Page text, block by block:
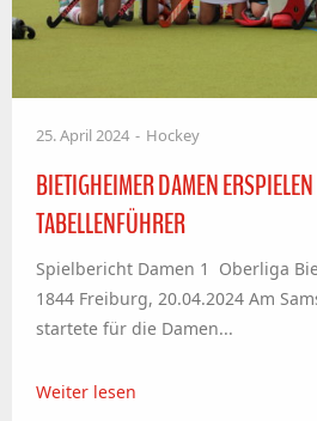
25. April 2024 Hockey
BIETIGHEIMER DAMEN
TABELLENFÜHRER
Spielbericht Damen 1 Oberliga
1844 Freiburg, 20.04.2024 Am
startete für die Damen...
Weiter lesen